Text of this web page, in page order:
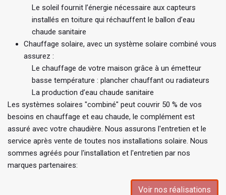
Le soleil fournit l’énergie nécessaire aux capteurs
installés en toiture qui réchauffent le ballon d’eau
chaude sanitaire
Chauffage solaire, avec un système solaire combiné vous
assurez :
Le chauffage de votre maison grâce à un émetteur
basse température : plancher chauffant ou radiateurs
La production d’eau chaude sanitaire
Les systèmes solaires "combiné" peut couvrir 50 % de vos
besoins en chauffage et eau chaude, le complément est
assuré avec votre chaudière. Nous assurons l'entretien et le
service après vente de toutes nos installations solaire. Nous
sommes agréés pour l'installation et l'entretien par nos
marques partenaires:
Voir nos réalisations